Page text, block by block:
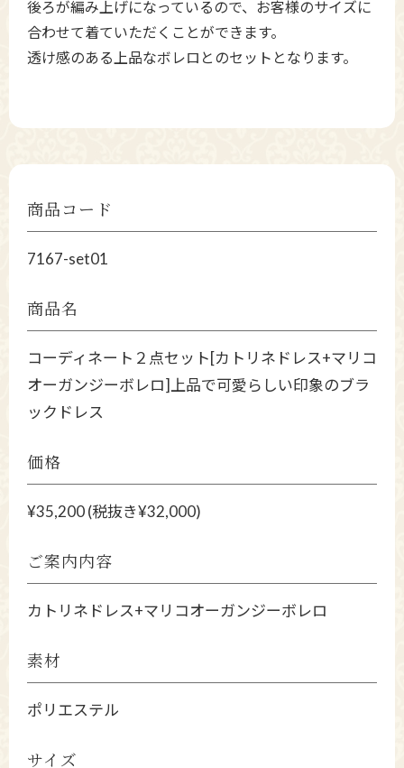
後ろが編み上げになっているので、お客様のサイズに
合わせて着ていただくことができます。
透け感のある上品なボレロとのセットとなります。
商品コード
7167-set01
商品名
コーディネート２点セット[カトリネドレス+マリコ
オーガンジーボレロ]上品で可愛らしい印象のブラ
ックドレス
価格
¥35,200 (税抜き¥32,000)
ご案内内容
カトリネドレス+マリコオーガンジーボレロ
素材
ポリエステル
サイズ